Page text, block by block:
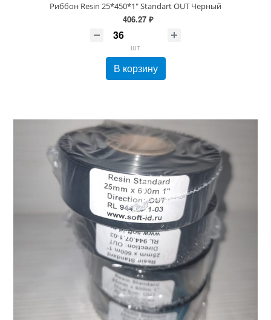
Риббон Resin 25*450*1" Standart OUT Черный
406.27 ₽
шт
В корзину